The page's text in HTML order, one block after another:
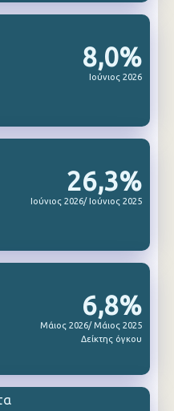
8,0%
Ιούνιος 2026
26,3%
Ιούνιος 2026/ Ιούνιος 2025
6,8%
Μάιος 2026/ Μάιος 2025
Δείκτης όγκου